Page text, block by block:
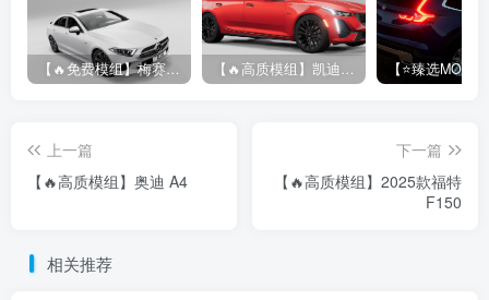
【🔥免费模组】梅赛德斯-奔驰CLS53 [免费] 【🔥高质模组】凯迪拉克 CT5 2020
上一篇
【🔥高质模组】奥迪 A4
下一篇
【🔥高质模组】2025款福特
F150
相关推荐